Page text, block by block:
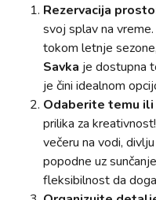
Rezervacija
svoj splav na
tokom letnje
Savka je dostupna
je čini idealnom
Odaberite temu
prilika za
večeru na vodi,
popodne uz
fleksibilnost da